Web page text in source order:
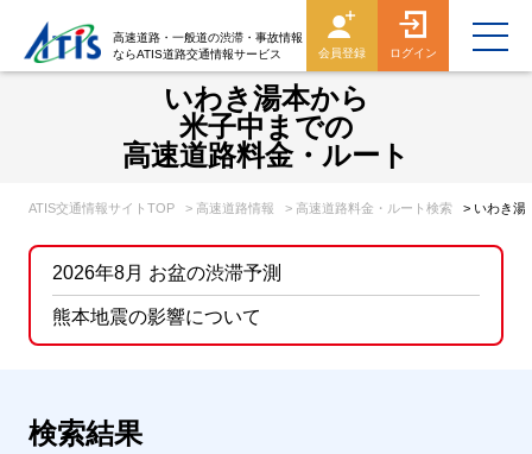
高速道路・一般道の渋滞・事故情報
ならATIS道路交通情報サービス
会員登録 ログイン
いわき湯本から
米子中までの
高速道路料金・ルート
ATIS交通情報サイトTOP > 高速道路情報 > 高速道路料金・ルート検索 > いわき湯
2026年8月 お盆の渋滞予測
熊本地震の影響について
検索結果